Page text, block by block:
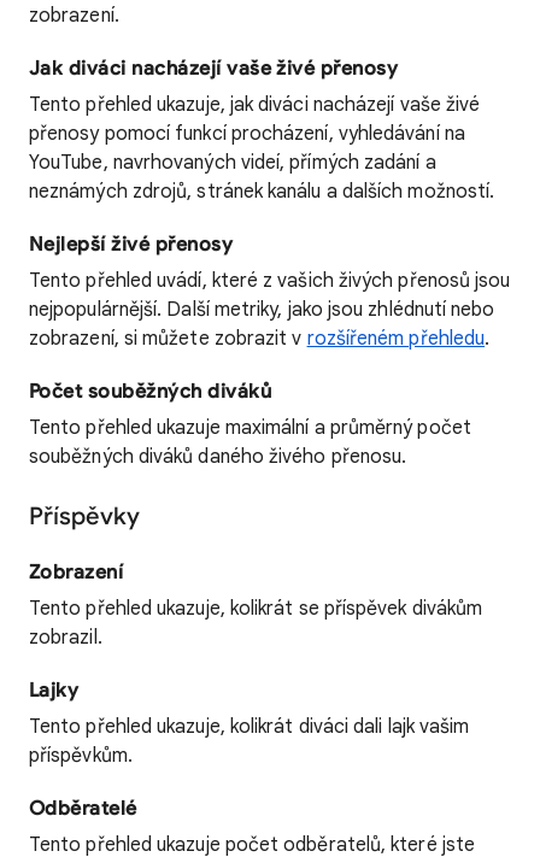
zobrazení.
Jak diváci nacházejí vaše živé přenosy
Tento přehled ukazuje, jak diváci nacházejí vaše živé
přenosy pomocí funkcí procházení, vyhledávání na
YouTube, navrhovaných videí, přímých zadání a
neznámých zdrojů, stránek kanálu a dalších možností.
Nejlepší živé přenosy
Tento přehled uvádí, které z vašich živých přenosů jsou
nejpopulárnější. Další metriky, jako jsou zhlédnutí nebo
zobrazení, si můžete zobrazit v rozšířeném přehledu.
Počet souběžných diváků
Tento přehled ukazuje maximální a průměrný počet
souběžných diváků daného živého přenosu.
Příspěvky
Zobrazení
Tento přehled ukazuje, kolikrát se příspěvek divákům
zobrazil.
Lajky
Tento přehled ukazuje, kolikrát diváci dali lajk vašim
příspěvkům.
Odběratelé
Tento přehled ukazuje počet odběratelů, které jste